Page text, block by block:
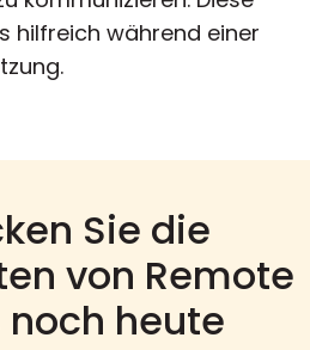
hilfreich während einer
Sie die
von Remote
heute